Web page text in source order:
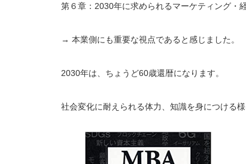
第６章：2030年に求められるマーケティング・
→ 本業側にも重要な視点であると感じました。
2030年は、ちょうど60歳還暦になります。
社会変化に耐えられる体力、知識を身につける